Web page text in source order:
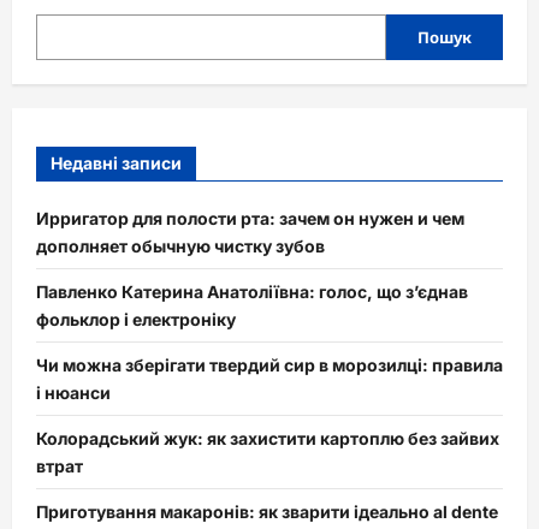
Пошук
Недавні записи
Ирригатор для полости рта: зачем он нужен и чем
дополняет обычную чистку зубов
Павленко Катерина Анатоліївна: голос, що з’єднав
фольклор і електроніку
Чи можна зберігати твердий сир в морозилці: правила
і нюанси
Колорадський жук: як захистити картоплю без зайвих
втрат
Приготування макаронів: як зварити ідеально al dente